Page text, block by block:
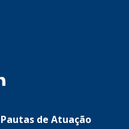
Pautas de Atuação